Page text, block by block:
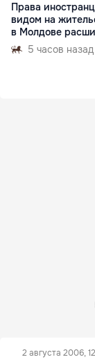
Права
видом на
в Молдове
5 часов назад
2 августа 2006,